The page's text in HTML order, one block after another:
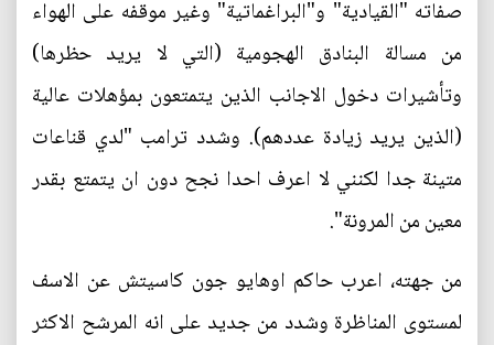
صفاته "القيادية" و"البراغماتية" وغير موقفه على الهواء
من مسالة البنادق الهجومية (التي لا يريد حظرها)
وتأشيرات دخول الاجانب الذين يتمتعون بمؤهلات عالية
(الذين يريد زيادة عددهم). وشدد ترامب "لدي قناعات
متينة جدا لكنني لا اعرف احدا نجح دون ان يتمتع بقدر
معين من المرونة".
من جهته، اعرب حاكم اوهايو جون كاسيتش عن الاسف
لمستوى المناظرة وشدد من جديد على انه المرشح الاكثر